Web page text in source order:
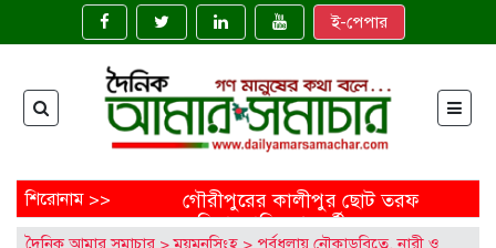
ই-পেপার
শিরোনাম >>
গৌরীপুরের কালীপুর ছোট তরফ
জমিদারবাড়ির শতবর্ষী
দৈনিক আমার সমাচার >ময়মনসিংহ > পূর্বধলায় নৌকাডুবিতে, নারী ও